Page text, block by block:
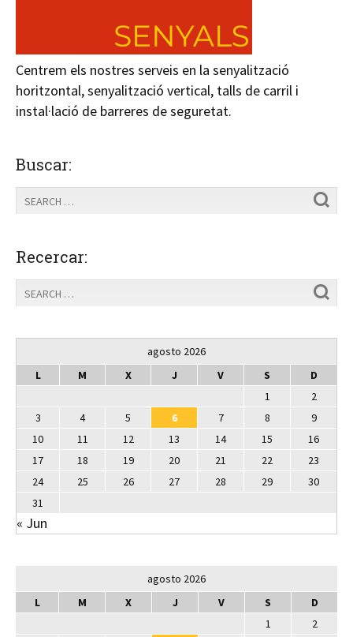
Centrem els nostres serveis en la senyalització
horitzontal, senyalització vertical, talls de carril i
instal·lació de barreres de seguretat.
Buscar:
Recercar:
agosto 2026
L
M X J V S
D
1
2
3
4 5 6 7 8
9
10
11 12 13 14 15
16
17
18 19 20 21 22
23
24
25 26 27 28 29
30
31
« Jun
agosto 2026
L
M X J V S
D
1
2